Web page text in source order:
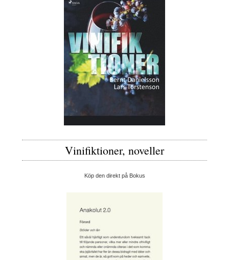
Vinifiktioner, noveller
Köp den direkt på Bokus